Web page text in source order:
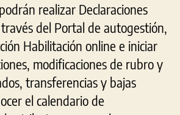
realizar Declaraciones
través del Portal de autogestión,
Habilitación online e iniciar
modificaciones de rubro y
transferencias y bajas
el calendario de